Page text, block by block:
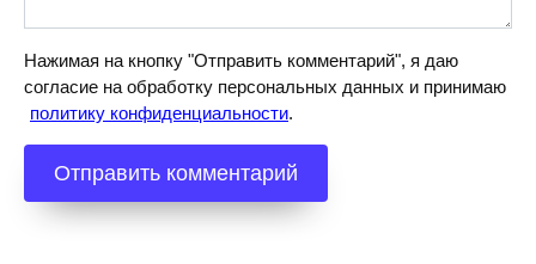
Нажимая на кнопку "Отправить комментарий", я даю
согласие на обработку персональных данных и принимаю
политику конфиденциальности.